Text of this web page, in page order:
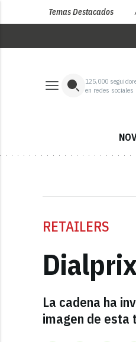
Temas Destacados
125,000
en redes sociales
RETAILERS
La cadena ha
imagen de esta